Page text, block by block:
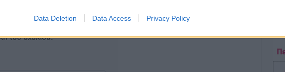
Data Deletion Data Access Privacy Policy
του σχολίου.